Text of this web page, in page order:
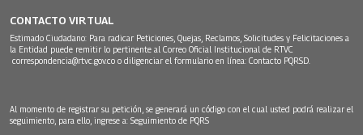
CONTACTO VIRTUAL
Estimado Ciudadano: Para radicar Peticiones, Quejas, Reclamos, Solicitudes y Felicitaciones a
la Entidad puede remitir lo pertinente al Correo Oficial Institucional de RTVC
correspondencia@rtvc.gov.co o diligenciar el formulario en línea: Contacto PQRSD.
Al momento de registrar su petición, se generará un código con el cual usted podrá realizar el
seguimiento, para ello, ingrese a: Seguimiento de PQRS